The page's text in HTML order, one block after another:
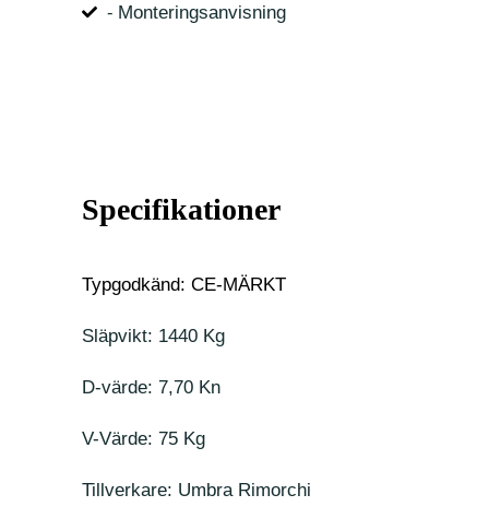
⁃ Monteringsanvisning
Specifikationer
Typgodkänd: CE-MÄRKT
Släpvikt: 1440 Kg
D-värde: 7,70 Kn
V-Värde: 75 Kg
Tillverkare: Umbra Rimorchi